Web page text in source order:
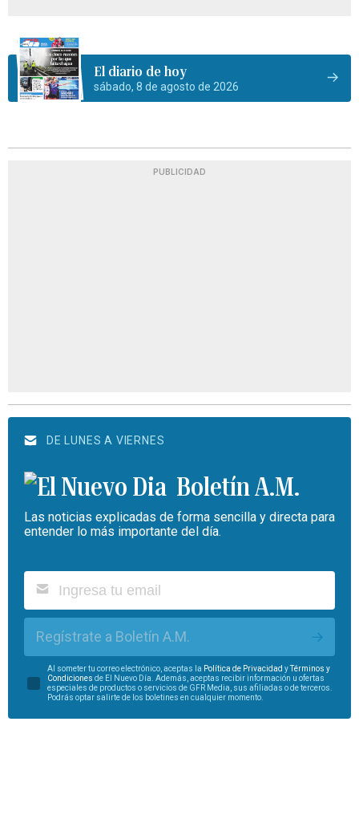
El diario de hoy
sábado, 8 de agosto de 2026
PUBLICIDAD
DE LUNES A VIERNES
Boletín A.M.
Las noticias explicadas de forma sencilla y directa para
entender lo más importante del día.
Regístrate a Boletín A.M.
Al someter tu correo electrónico, aceptas la Política de Privacidad y
Términos y
Condiciones de El Nuevo Día. Además, aceptas recibir información u ofertas
especiales de productos o servicios de GFR Media, sus afiliadas o de terceros.
Podrás optar salirte de los boletines en cualquier momento.